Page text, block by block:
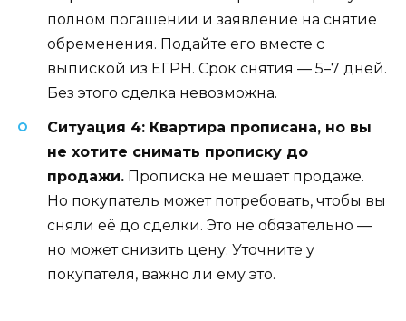
полном погашении и заявление на снятие
обременения. Подайте его вместе с
выпиской из ЕГРН. Срок снятия — 5–7 дней.
Без этого сделка невозможна.
Ситуация 4: Квартира прописана, но вы
не хотите снимать прописку до
продажи. Прописка не мешает продаже.
Но покупатель может потребовать, чтобы вы
сняли её до сделки. Это не обязательно —
но может снизить цену. Уточните у
покупателя, важно ли ему это.